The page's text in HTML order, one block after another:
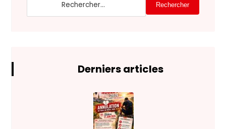
Rechercher
Derniers articles